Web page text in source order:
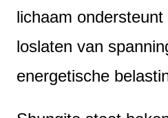
lichaam ondersteunt
loslaten van
energetische